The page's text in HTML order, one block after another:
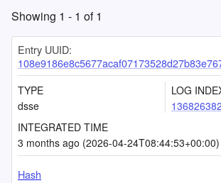
Showing 1 - 1 of1
Entry UUID:
TYPE
dsse
LOG
INTEGRATED TIME
3 months ago (2026-04-24T08:44:53+00:00)
Hash